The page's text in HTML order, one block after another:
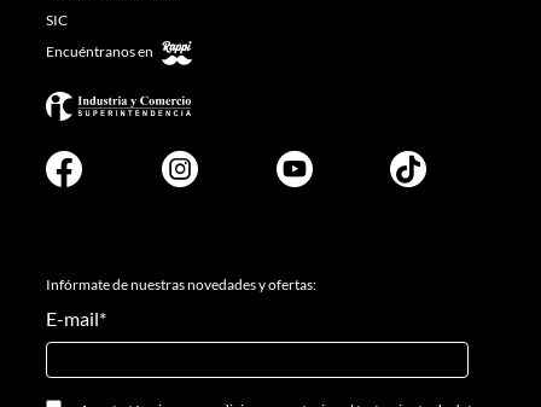
SIC
Encuéntranos en
Infórmate de nuestras novedades y ofertas:
E-mail*